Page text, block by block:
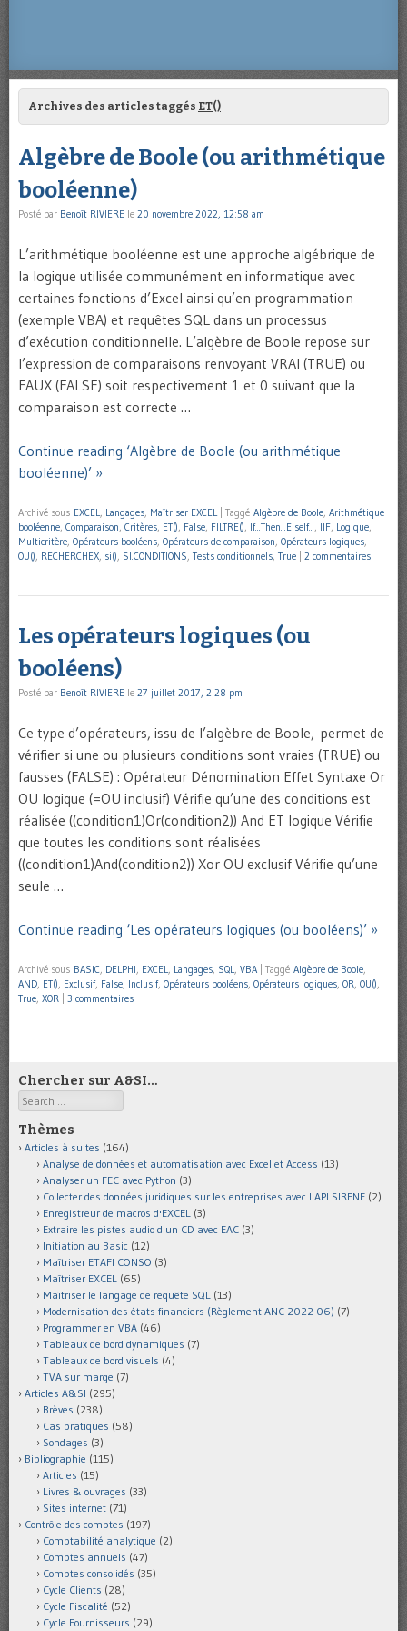
Archives des articles taggés ET()
Algèbre de Boole (ou arithmétique
booléenne)
Posté par Benoît RIVIERE le 20 novembre 2022, 12:58 am
L’arithmétique booléenne est une approche algébrique de
la logique utilisée communément en informatique avec
certaines fonctions d’Excel ainsi qu’en programmation
(exemple VBA) et requêtes SQL dans un processus
d’exécution conditionnelle. L’algèbre de Boole repose sur
l’expression de comparaisons renvoyant VRAI (TRUE) ou
FAUX (FALSE) soit respectivement 1 et 0 suivant que la
comparaison est correcte …
Continue reading ‘Algèbre de Boole (ou arithmétique
booléenne)’ »
Archivé sous EXCEL, Langages, Maîtriser EXCEL Taggé Algèbre de Boole, Arithmétique
booléenne, Comparaison, Critères, ET(), False, FILTRE(), If...Then...ElseIf..., IIF, Logique,
Multicritère, Opérateurs booléens, Opérateurs de comparaison, Opérateurs logiques,
OU(), RECHERCHEX, si(), SI.CONDITIONS, Tests conditionnels, True 2 commentaires
Les opérateurs logiques (ou
booléens)
Posté par Benoît RIVIERE le 27 juillet 2017, 2:28 pm
Ce type d’opérateurs, issu de l’algèbre de Boole, permet de
vérifier si une ou plusieurs conditions sont vraies (TRUE) ou
fausses (FALSE) : Opérateur Dénomination Effet Syntaxe Or
OU logique (=OU inclusif) Vérifie qu’une des conditions est
réalisée ((condition1)Or(condition2)) And ET logique Vérifie
que toutes les conditions sont réalisées
((condition1)And(condition2)) Xor OU exclusif Vérifie qu’une
seule …
Continue reading ‘Les opérateurs logiques (ou booléens)’ »
Archivé sous BASIC, DELPHI, EXCEL, Langages, SQL, VBA Taggé Algèbre de Boole,
AND, ET(), Exclusif, False, Inclusif, Opérateurs booléens, Opérateurs logiques, OR, OU(),
True, XOR 3 commentaires
Chercher sur A&SI…
Search
Thèmes
Articles à suites (164)
Analyse de données et automatisation avec Excel et Access (13)
Analyser un FEC avec Python (3)
Collecter des données juridiques sur les entreprises avec l'API SIRENE (2)
Enregistreur de macros d'EXCEL (3)
Extraire les pistes audio d'un CD avec EAC (3)
Initiation au Basic (12)
Maîtriser ETAFI CONSO (3)
Maîtriser EXCEL (65)
Maîtriser le langage de requête SQL (13)
Modernisation des états financiers (Règlement ANC 2022-06) (7)
Programmer en VBA (46)
Tableaux de bord dynamiques (7)
Tableaux de bord visuels (4)
TVA sur marge (7)
Articles A&SI (295)
Brèves (238)
Cas pratiques (58)
Sondages (3)
Bibliographie (115)
Articles (15)
Livres & ouvrages (33)
Sites internet (71)
Contrôle des comptes (197)
Comptabilité analytique (2)
Comptes annuels (47)
Comptes consolidés (35)
Cycle Clients (28)
Cycle Fiscalité (52)
Cycle Fournisseurs (29)